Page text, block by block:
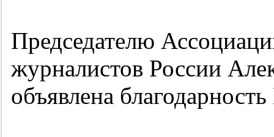
Председателю
журналистов России
объявлена